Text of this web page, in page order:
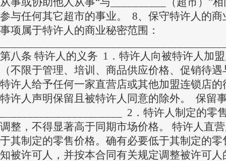
参与任何其它超市的事业。 8、保守特许人的
事项属于特许人的商业秘密范围：
第八条 特许人的义务 1．特许人向被特许人加
（不限于管理、培训、商品供应价格、促销待
特许人给予任何一家直营店或其他加盟连锁店
特许人声明保留且被特许人同意的除外。 保留
______________________ 2．特许人制定的零
调整，不得显著高于同期市场价格。 特许人直
于其制定的零售价格。确有必要低于其制定的
知被许可人，并按本合同有关规定调整被许可